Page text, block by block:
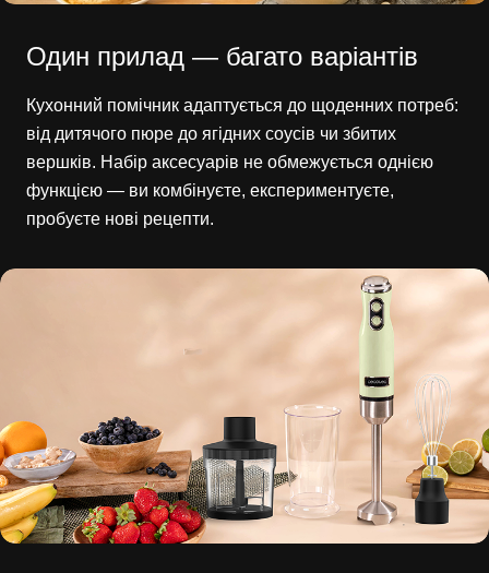
Один прилад — багато варіантів
Кухонний помічник адаптується до щоденних потреб:
від дитячого пюре до ягідних соусів чи збитих
вершків. Набір аксесуарів не обмежується однією
функцією — ви комбінуєте, експериментуєте,
пробуєте нові рецепти.